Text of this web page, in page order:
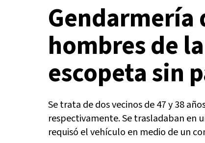
Gendarmería
hombres de
escopeta sin
Se trata de dos vecinos de 47 y 38
respectivamente. Se trasladaban en
requisó el vehículo en medio de un